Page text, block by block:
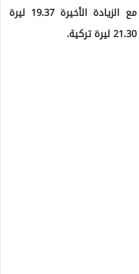
في إزمير بلغ سعر البنزين مع الزيادة الأخيرة 19.37 ليرة